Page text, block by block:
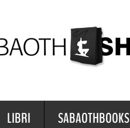
LIBRI SABAOTHBOOKS